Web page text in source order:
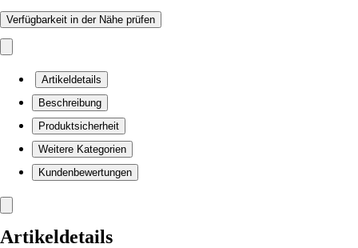
Verfügbarkeit in der Nähe prüfen
Artikeldetails
Beschreibung
Produktsicherheit
Weitere Kategorien
Kundenbewertungen
Artikeldetails